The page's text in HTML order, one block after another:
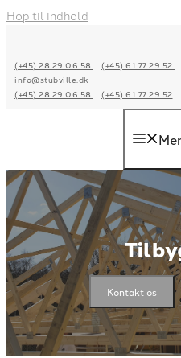
Hop til indhold
(+45) 28 29 06 58 (+45) 61 77 29 52
info@stubville.dk
(+45) 28 29 06 58
(+45) 61 77 29 52
Kontakt os